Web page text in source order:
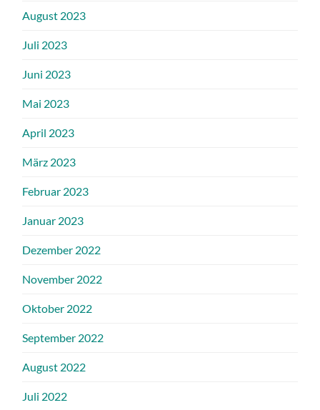
August 2023
Juli 2023
Juni 2023
Mai 2023
April 2023
März 2023
Februar 2023
Januar 2023
Dezember 2022
November 2022
Oktober 2022
September 2022
August 2022
Juli 2022